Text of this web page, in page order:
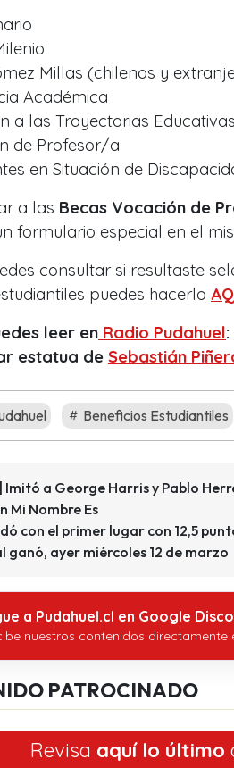
Millas (chilenos y
Académica
a las Trayectorias
de Profesor/a
en Situación de
a las Becas Vocación de
formulario especial en el
consultar si resultaste
puedes hacerlo
leer en Radio Pudahuel
estatua de Sebastián
Beneficios Estudiantiles
Imitó a George Harris y Pablo
Mi Nombre Es
con el primer lugar con 12,5
ganó, ayer miércoles 12 de marzo
a Pudahuel.cl en Google
nuestros contenidos directamente
PATROCINADO
Revisa aquí lo último